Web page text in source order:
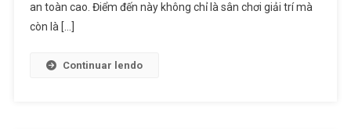
an toàn cao. Điểm đến này không chỉ là sân chơi giải trí mà
còn là […]
Continuar lendo